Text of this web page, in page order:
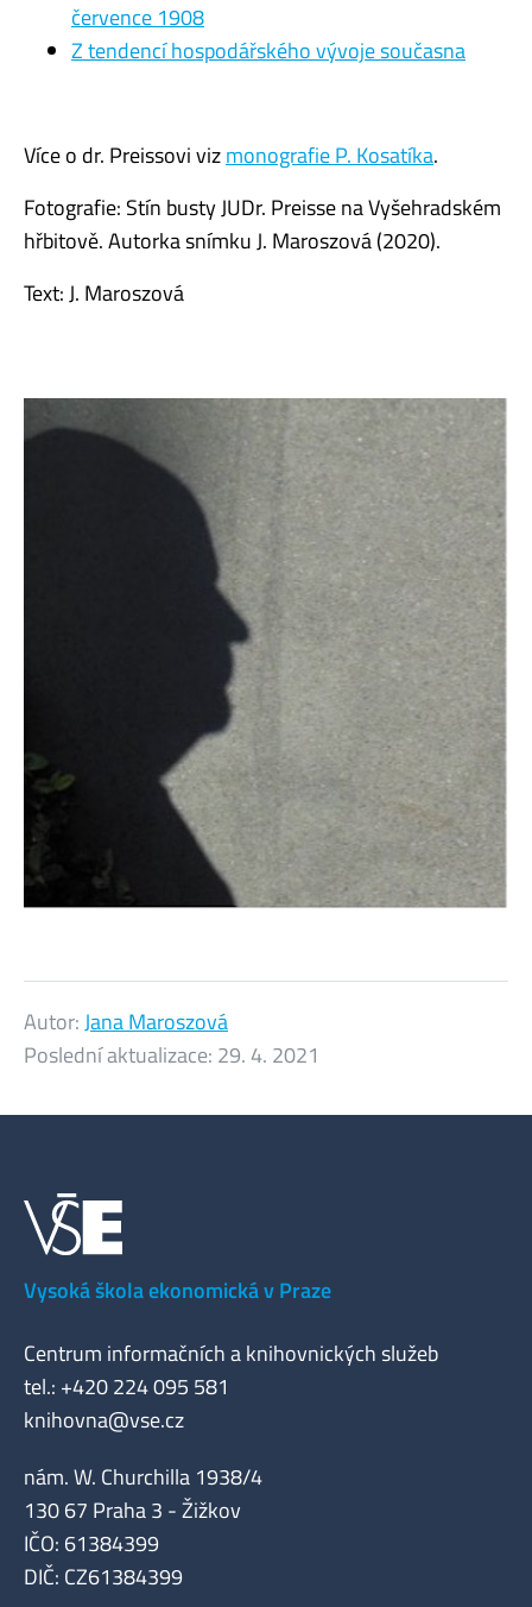
července 1908
Z tendencí hospodářského vývoje současna
Více o dr. Preissovi vizmonografie P. Kosatíka.
Fotografie: Stín busty JUDr. Preisse na Vyšehradském
hřbitově. Autorka snímkuJ. Maroszová(2020).
Text: J. Maroszová
Autor:Jana Maroszová
Poslední aktualizace: 29. 4. 2021
Vysoká škola ekonomická v Praze
Centrum informačních a knihovnických služeb
tel.: +420 224 095 581
knihovna@vse.cz
nám. W. Churchilla 1938/4
130 67 Praha 3 - Žižkov
IČO: 61384399
DIČ: CZ61384399